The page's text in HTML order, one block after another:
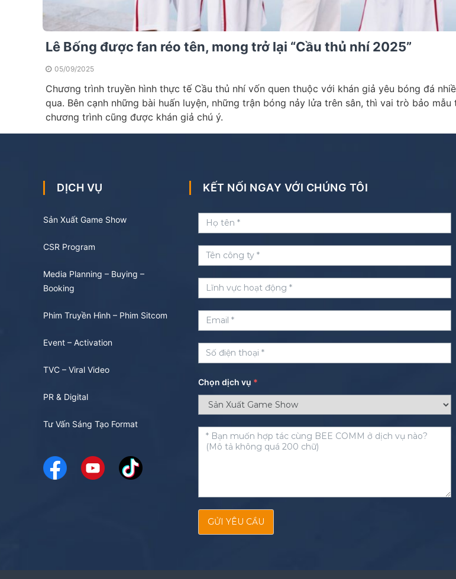
Lê Bống được fan réo tên, mong trở lại “Cầu thủ nhí 2025”
05/09/2025
Chương trình truyền hình thực tế Cầu thủ nhí vốn quen thuộc với khán giả yêu bóng đá
qua. Bên cạnh những bài huấn luyện, những trận bóng nảy lửa trên sân, thì vai trò bảo mẫu
chương trình cũng được khán giả chú ý.
DỊCH VỤ
Sản Xuất Game Show
CSR Program
Media Planning – Buying –
Booking
Phim Truyền Hình – Phim Sitcom
Event – Activation
TVC – Viral Video
PR & Digital
Tư Vấn Sáng Tạo Format
KẾT NỐI NGAY VỚI CHÚNG TÔI
Chọn dịch vụ *
GỬI YÊU CẦU